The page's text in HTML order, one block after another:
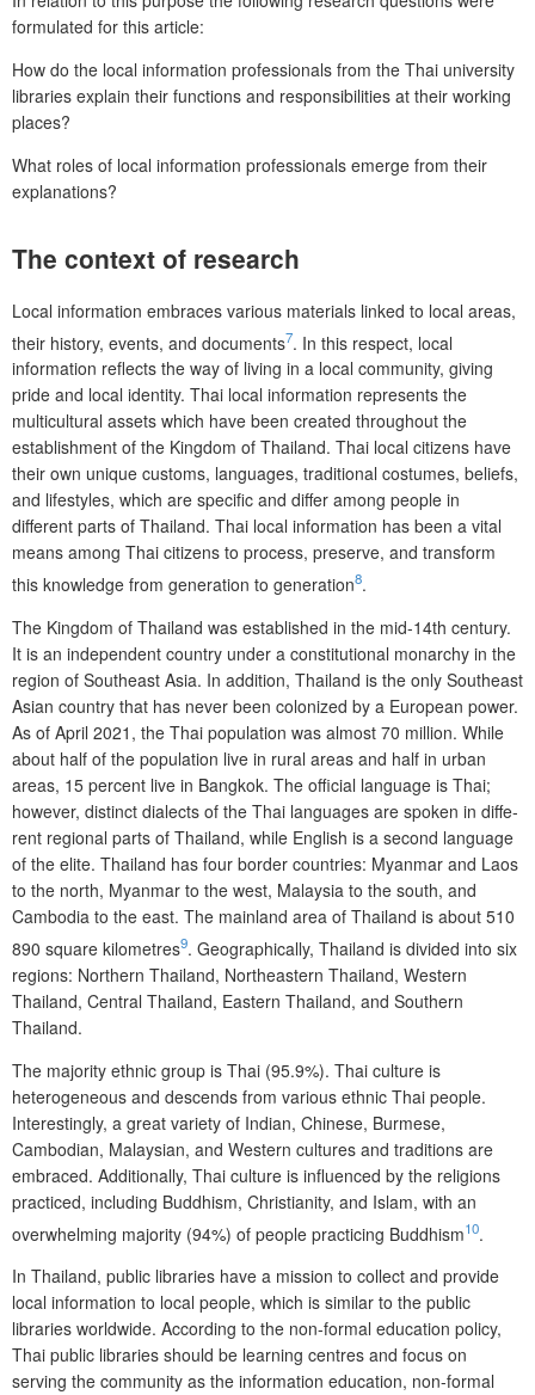
formulated for this article:
How do the local information professionals from the Thai university
libraries explain their functions and responsibilities at their working
places?
What roles of local information professionals emerge from their
explanations?
The context of research
Local information embraces various materials linked to local areas,
their history, events, and documents7. In this respect, local
information reflects the way of living in a local community, giving
pride and local identity. Thai local information represents the
multicultural assets which have been created throughout the
establishment of the Kingdom of Thailand. Thai local citizens have
their own unique customs, languages, traditional costumes, beliefs,
and lifestyles, which are specific and differ among people in
different parts of Thailand. Thai local information has been a vital
means among Thai citizens to process, preserve, and transform
this knowledge from generation to generation8.
The Kingdom of Thailand was established in the mid-14th century.
It is an independent country under a constitutional monarchy in the
region of Southeast Asia. In addition, Thailand is the only Southeast
Asian country that has never been colonized by a European power.
As of April 2021, the Thai population was almost 70 million. While
about half of the population live in rural areas and half in urban
areas, 15 percent live in Bangkok. The official language is Thai;
however, distinct dialects of the Thai languages are spoken in diffe­
rent regional parts of Thailand, while English is a second language
of the elite. Thailand has four border countries: Myanmar and Laos
to the north, Myanmar to the west, Malaysia to the south, and
Cambodia to the east. The mainland area of Thailand is about 510
890 square kilometres9. Geographically, Thailand is divided into six
regions: Northern Thailand, Northeastern Thailand, Western
Thailand, Central Thailand, Eastern Thailand, and Southern
Thailand.
The majority ethnic group is Thai (95.9%). Thai culture is
heterogeneous and descends from various ethnic Thai people.
Interestingly, a great variety of Indian, Chinese, Burmese,
Cambodian, Malaysian, and Western cultures and traditions are
embraced. Additionally, Thai culture is influenced by the religions
practiced, including Buddhism, Christianity, and Islam, with an
overwhelming majority (94%) of people practicing Buddhism10.
In Thailand, public libraries have a mission to collect and provide
local information to local people, which is similar to the public
libraries worldwide. According to the non-formal education policy,
Thai public libraries should be learning centres and focus on
serving the community as the information edu­cation, non-formal